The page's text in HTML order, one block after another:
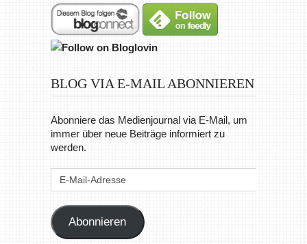
BLOG VIA E-MAIL ABONNIEREN
Abonniere das Medienjournal via E-Mail, um
immer über neue Beiträge informiert zu
werden.
Abonnieren